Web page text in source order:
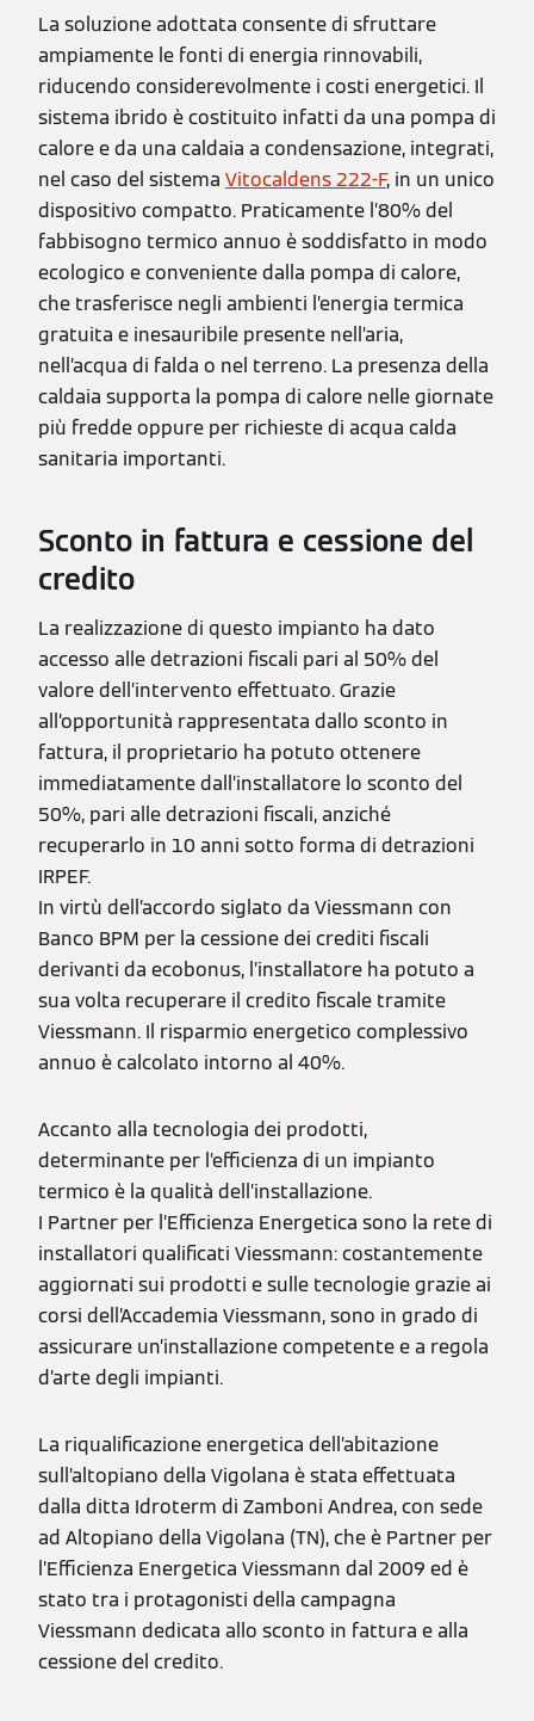
La soluzione adottata consente di sfruttare
ampiamente le fonti di energia rinnovabili,
riducendo considerevolmente i costi energetici. Il
sistema ibrido è costituito infatti da una pompa di
calore e da una caldaia a condensazione, integrati,
nel caso del sistema Vitocaldens 222-F, in un unico
dispositivo compatto. Praticamente l’80% del
fabbisogno termico annuo è soddisfatto in modo
ecologico e conveniente dalla pompa di calore,
che trasferisce negli ambienti l’energia termica
gratuita e inesauribile presente nell’aria,
nell’acqua di falda o nel terreno. La presenza della
caldaia supporta la pompa di calore nelle giornate
più fredde oppure per richieste di acqua calda
sanitaria importanti.
Sconto in fattura e cessione del
credito
La realizzazione di questo impianto ha dato
accesso alle detrazioni fiscali pari al 50% del
valore dell’intervento effettuato. Grazie
all’opportunità rappresentata dallo sconto in
fattura, il proprietario ha potuto ottenere
immediatamente dall’installatore lo sconto del
50%, pari alle detrazioni fiscali, anziché
recuperarlo in 10 anni sotto forma di detrazioni
IRPEF.
In virtù dell’accordo siglato da Viessmann con
Banco BPM per la cessione dei crediti fiscali
derivanti da ecobonus, l’installatore ha potuto a
sua volta recuperare il credito fiscale tramite
Viessmann. Il risparmio energetico complessivo
annuo è calcolato intorno al 40%.
Accanto alla tecnologia dei prodotti,
determinante per l’efficienza di un impianto
termico è la qualità dell’installazione.
I Partner per l’Efficienza Energetica sono la rete di
installatori qualificati Viessmann: costantemente
aggiornati sui prodotti e sulle tecnologie grazie ai
corsi dell’Accademia Viessmann, sono in grado di
assicurare un’installazione competente e a regola
d’arte degli impianti.
La riqualificazione energetica dell’abitazione
sull’altopiano della Vigolana è stata effettuata
dalla ditta Idroterm di Zamboni Andrea, con sede
ad Altopiano della Vigolana (TN), che è Partner per
l’Efficienza Energetica Viessmann dal 2009 ed è
stato tra i protagonisti della campagna
Viessmann dedicata allo sconto in fattura e alla
cessione del credito.